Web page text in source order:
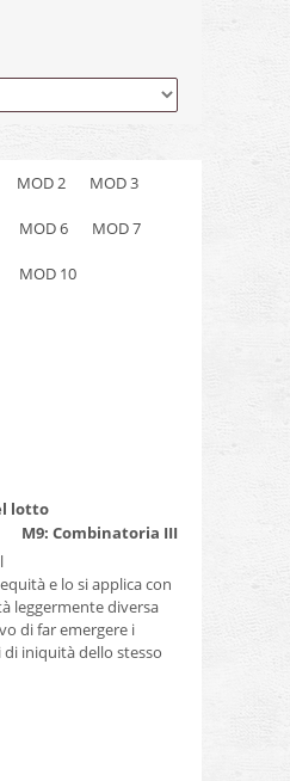
MOD 2 MOD 3
MOD 6 MOD 7
MOD 10
lotto
M9: Combinatoria III
e lo si applica con
leggermente diversa
di far emergere i
di iniquità dello stesso